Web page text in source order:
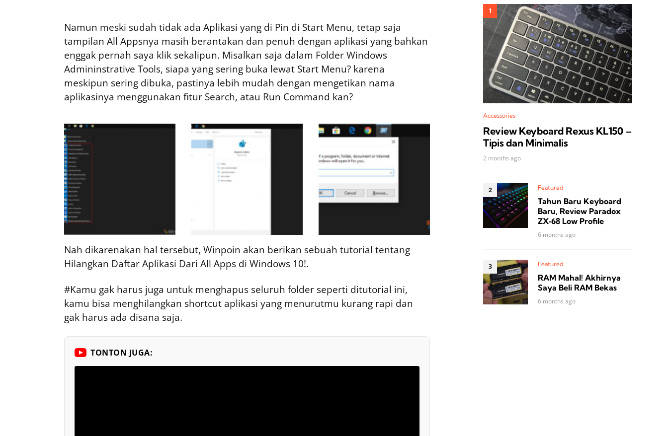
Namun meski sudah tidak ada Aplikasi yang di Pin di Start Menu, tetap saja
tampilan All Appsnya masih berantakan dan penuh dengan aplikasi yang bahkan
enggak pernah saya klik sekalipun. Misalkan saja dalam Folder Windows
Admininstrative Tools, siapa yang sering buka lewat Start Menu? karena
meskipun sering dibuka, pastinya lebih mudah dengan mengetikan nama
aplikasinya menggunakan fitur Search, atau Run Command kan?
Nah dikarenakan hal tersebut, Winpoin akan berikan sebuah tutorial tentang
Hilangkan Daftar Aplikasi Dari All Apps di Windows 10!.
#Kamu gak harus juga untuk menghapus seluruh folder seperti ditutorial ini,
kamu bisa menghilangkan shortcut aplikasi yang menurutmu kurang rapi dan
gak harus ada disana saja.
TONTON JUGA:
Accessories
Review Keyboard Rexus KL150 –
Tipis dan Minimalis
2 months ago
Featured
Tahun Baru Keyboard
Baru, Review Paradox
ZX‑68 Low Profile
6 months ago
Featured
RAM Mahal! Akhirnya
Saya Beli RAM Bekas
6 months ago